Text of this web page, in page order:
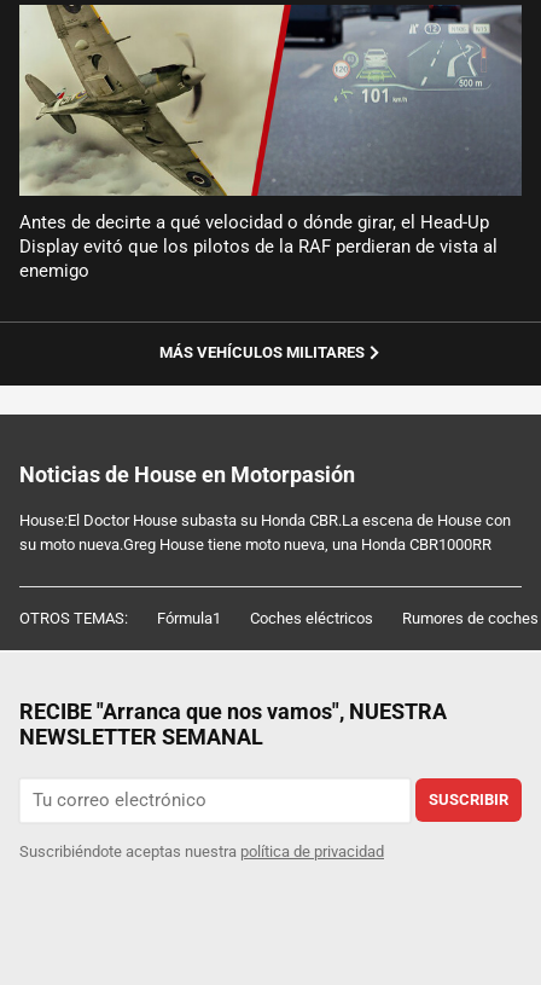
Antes de decirte a qué velocidad o dónde girar, el Head-Up
Display evitó que los pilotos de la RAF perdieran de vista al
enemigo
MÁS VEHÍCULOS MILITARES
Noticias de House en Motorpasión
House:El Doctor House subasta su Honda CBR.La escena de House con
su moto nueva.Greg House tiene moto nueva, una Honda CBR1000RR
OTROS TEMAS: Fórmula1 Coches eléctricos Rumores de coches
RECIBE "Arranca que nos vamos", NUESTRA
NEWSLETTER SEMANAL
SUSCRIBIR
Suscribiéndote aceptas nuestra política de privacidad